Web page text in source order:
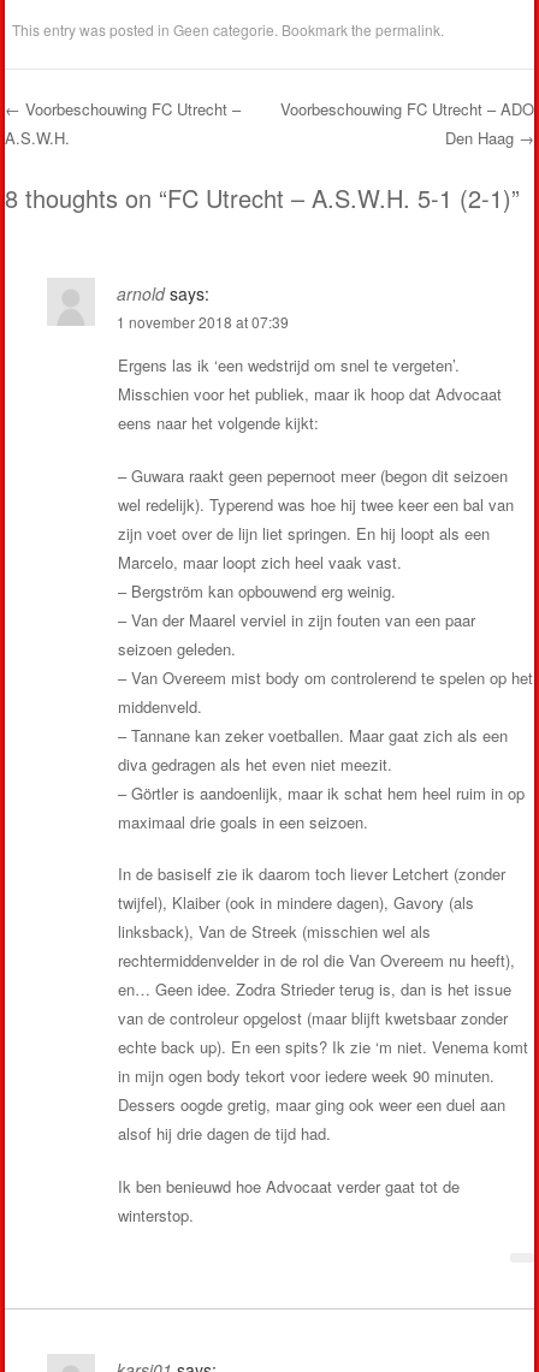
This entry was posted inGeen categorie . Bookmark thepermalink
Post navigation
← Voorbeschouwing FC Utrecht –
A.S.W.H.
Voorbeschouwing FC Utrecht – ADO
Den Haag →
8 thoughts on “FC Utrecht – A.S.W.H. 5-1 (2-1)”
arnold says:
1 november 2018 at 07:39
Ergens las ik ‘een wedstrijd om snel te vergeten’.
Misschien voor het publiek, maar ik hoop dat Advocaat
eens naar het volgende kijkt:
– Guwara raakt geen pepernoot meer (begon dit seizoen
wel redelijk). Typerend was hoe hij twee keer een bal van
zijn voet over de lijn liet springen. En hij loopt als een
Marcelo, maar loopt zich heel vaak vast.
– Bergström kan opbouwend erg weinig.
– Van der Maarel verviel in zijn fouten van een paar
seizoen geleden.
– Van Overeem mist body om controlerend te spelen op het
middenveld.
– Tannane kan zeker voetballen. Maar gaat zich als een
diva gedragen als het even niet meezit.
– Görtler is aandoenlijk, maar ik schat hem heel ruim in op
maximaal drie goals in een seizoen.
In de basiself zie ik daarom toch liever Letchert (zonder
twijfel), Klaiber (ook in mindere dagen), Gavory (als
linksback), Van de Streek (misschien wel als
rechtermiddenvelder in de rol die Van Overeem nu heeft),
en… Geen idee. Zodra Strieder terug is, dan is het issue
van de controleur opgelost (maar blijft kwetsbaar zonder
echte back up). En een spits? Ik zie ‘m niet. Venema komt
in mijn ogen body tekort voor iedere week 90 minuten.
Dessers oogde gretig, maar ging ook weer een duel aan
alsof hij drie dagen de tijd had.
Ik ben benieuwd hoe Advocaat verder gaat tot de
winterstop.